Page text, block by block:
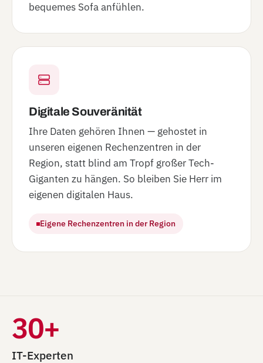
bequemes Sofa anfühlen.
Digitale Souveränität
Ihre Daten gehören Ihnen — gehostet in
unseren eigenen Rechenzentren in der
Region, statt blind am Tropf großer Tech-
Giganten zu hängen. So bleiben Sie Herr im
eigenen digitalen Haus.
Eigene Rechenzentren in der Region
30+
IT-Experten